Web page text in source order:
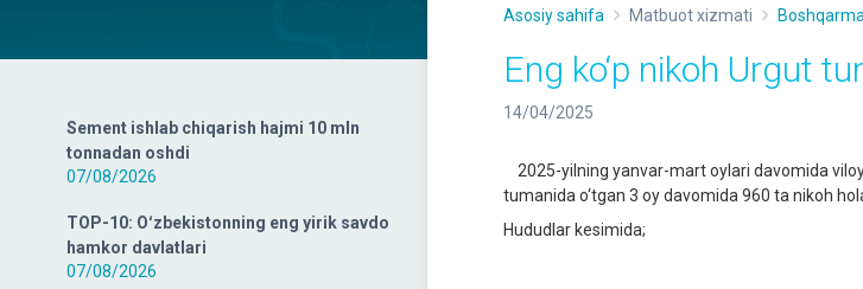
Sement ishlab chiqarish hajmi 10 mln
tonnadan oshdi
07/08/2026
TOP-10: Oʻzbekistonning eng yirik savdo
hamkor davlatlari
07/08/2026
Asosiy sahifa Matbuot xizmati
Eng ko‘p nikoh Urgut
14/04/2025
2025-yilning yanvar-mart oylari davomida
tumanida o‘tgan 3 oy davomida 960 ta nikoh
Hududlar kesimida;